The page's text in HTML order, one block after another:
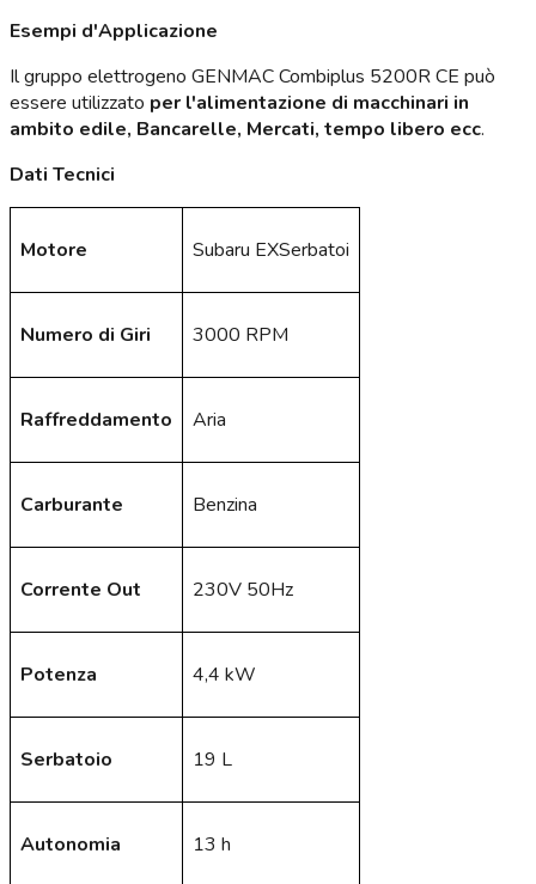
Esempi d'Applicazione
Il gruppo elettrogeno GENMAC Combiplus 5200R CE può
essere utilizzato per l'alimentazione di macchinari in
ambito edile, Bancarelle, Mercati, tempo libero ecc.
Dati Tecnici
Motore Subaru EXSerbatoi
Numero di Giri 3000 RPM
Raffreddamento Aria
Carburante Benzina
Corrente Out 230V 50Hz
Potenza 4,4 kW
Serbatoio 19 L
Autonomia 13 h